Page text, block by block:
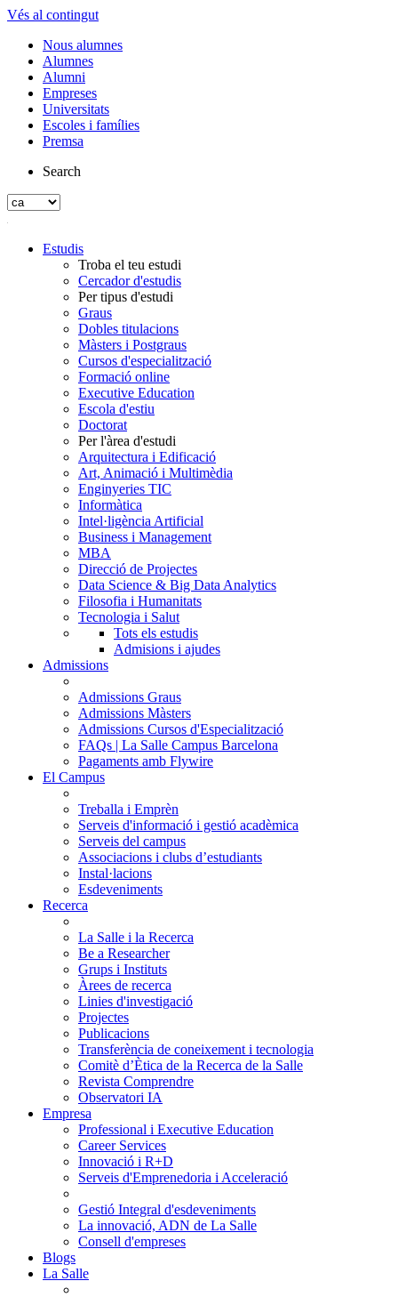
Vés al contingut
Nous alumnes
Alumnes
Alumni
Empreses
Universitats
Escoles i famílies
Premsa
Search
Estudis
Troba el teu estudi
Cercador d'estudis
Per tipus d'estudi
Graus
Dobles titulacions
Màsters i Postgraus
Cursos d'especialització
Formació online
Executive Education
Escola d'estiu
Doctorat
Per l'àrea d'estudi
Arquitectura i Edificació
Art, Animació i Multimèdia
Enginyeries TIC
Informàtica
Intel·ligència Artificial
Business i Management
MBA
Direcció de Projectes
Data Science & Big Data Analytics
Filosofia i Humanitats
Tecnologia i Salut
Tots els estudis
Admisions i ajudes
Admissions
Admissions Graus
Admissions Màsters
Admissions Cursos d'Especialització
FAQs | La Salle Campus Barcelona
Pagaments amb Flywire
El Campus
Treballa i Emprèn
Serveis d'informació i gestió acadèmica
Serveis del campus
Associacions i clubs d’estudiants
Instal·lacions
Esdeveniments
Recerca
La Salle i la Recerca
Be a Researcher
Grups i Instituts
Àrees de recerca
Linies d'investigació
Projectes
Publicacions
Transferència de coneixement i tecnologia
Comitè d’Ètica de la Recerca de la Salle
Revista Comprendre
Observatori IA
Empresa
Professional i Executive Education
Career Services
Innovació i R+D
Serveis d'Emprenedoria i Acceleració
Gestió Integral d'esdeveniments
La innovació, ADN de La Salle
Consell d'empreses
Blogs
La Salle